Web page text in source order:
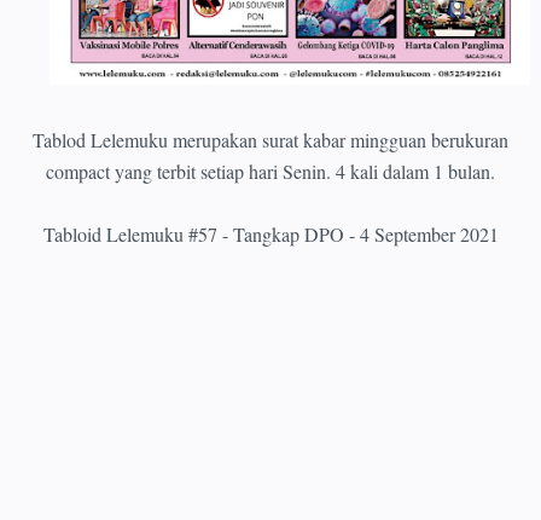
Tablod Lelemuku merupakan surat kabar mingguan berukuran
compact yang terbit setiap hari Senin. 4 kali dalam 1 bulan.
Tabloid Lelemuku #57 - Tangkap DPO - 4 September 2021